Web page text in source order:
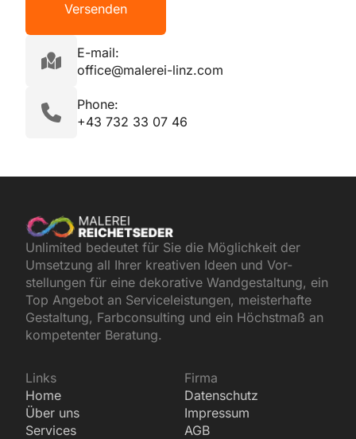
E-mail:
office@malerei-linz.com
Phone:
+43 732 33 07 46
Versenden
Unlimited bedeutet für Sie die Möglichkeit der
Umsetzung all Ihrer kreativen Ideen und Vor-
stellungen für eine dekorative Wandgestaltung, ein
Top Angebot an Serviceleistungen, meisterhafte
Gestaltung, Farbconsulting und ein Höchstmaß an
kompetenter Beratung.
Links
Home
Über uns
Services
Firma
Datenschutz
Impressum
AGB